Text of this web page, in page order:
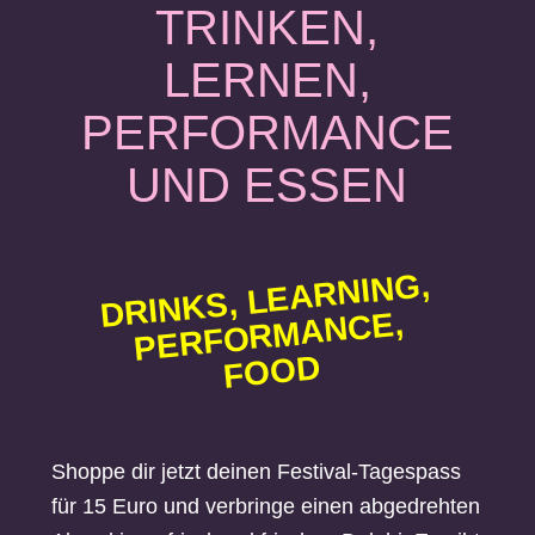
TRINKEN,
LERNEN,
PERFORMANCE
UND ESSEN
DRINKS, LEARNIN
G,
PERF
OR
MANCE,
F
O
OD
Shoppe dir jetzt deinen Festival-Tagespass
für 15 Euro und verbringe einen abgedrehten